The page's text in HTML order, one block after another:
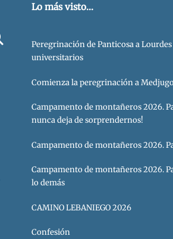
Lo más visto...
Peregrinación de Panticosa a
universitarios
Comienza la peregrinación a
Campamento de montañeros 2026.
nunca deja de sorprendernos!
Campamento de montañeros 2026.
Campamento de montañeros 2026.
lo demás
CAMINO LEBANIEGO 2026
Confesión